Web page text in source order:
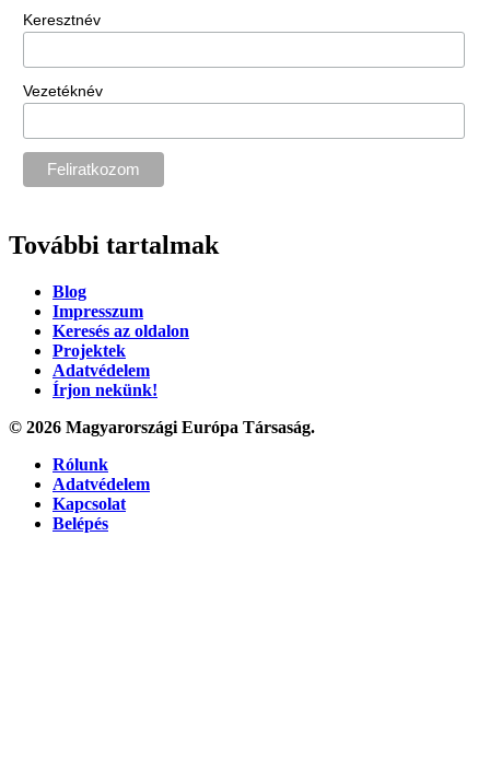
Keresztnév
Vezetéknév
További tartalmak
Blog
Impresszum
Keresés az oldalon
Projektek
Adatvédelem
Írjon nekünk!
© 2026 Magyarországi Európa Társaság.
Rólunk
Adatvédelem
Kapcsolat
Belépés